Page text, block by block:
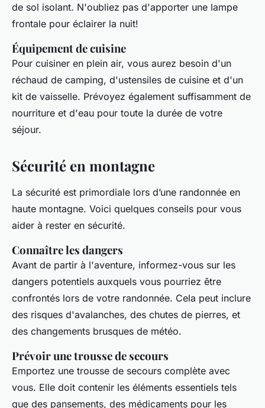
de sol isolant. N'oubliez pas d'apporter une lampe
frontale pour éclairer la nuit!
Équipement de cuisine
Pour cuisiner en plein air, vous aurez besoin d'un
réchaud de camping, d'ustensiles de cuisine et d'un
kit de vaisselle. Prévoyez également suffisamment de
nourriture et d'eau pour toute la durée de votre
séjour.
Sécurité en montagne
La sécurité est primordiale lors d’une randonnée en
haute montagne. Voici quelques conseils pour vous
aider à rester en sécurité.
Connaître les dangers
Avant de partir à l'aventure, informez-vous sur les
dangers potentiels auxquels vous pourriez être
confrontés lors de votre randonnée. Cela peut inclure
des risques d'avalanches, des chutes de pierres, et
des changements brusques de météo.
Prévoir une trousse de secours
Emportez une trousse de secours complète avec
vous. Elle doit contenir les éléments essentiels tels
que des pansements, des médicaments pour les